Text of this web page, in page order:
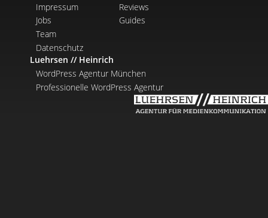
Impressum
Jobs
Team
Datenschutz
Reviews
Guides
Luehrsen // Heinrich
WordPress Agentur München
Professionelle WordPress Agentur